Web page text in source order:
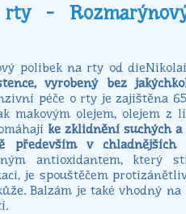
rty -
polibek na rty od
vyrobený bez
péče o rty je zajištěna
makovým olejem, olejem z
ke zklidnění suchých
především v chladnějších
antioxidantem, který
je spouštěčem
Balzám je také vhodný na